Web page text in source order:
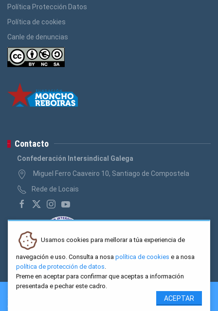
Política Protección Datos
Política de cookies
Canle de denuncias
Contacto
Confederación Intersindical Galega
Miguel Ferro Caaveiro 10, Santiago de Compostela
Rede de Locais
2026 CIG. Confederación Intersindical Galega - Miguel Ferro
Caaveiro 10, Santiago de Compostela
Usamos cookies para mellorar a túa experiencia de
navegación e uso. Consulta a nosa política de cookies e a nosa
política de protección de datos.
Preme en aceptar para confirmar que aceptas a información
presentada e pechar este cadro.
ACEPTAR